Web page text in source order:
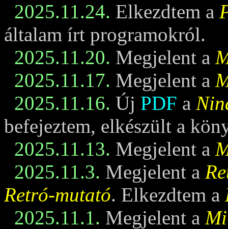
2025.11.24. Elkezdtem a
általam írt programokról.
2025.11.20. Megjelent a
2025.11.17. Megjelent a
2025.11.16. Új PDF a
befejeztem, elkészült a
2025.11.13. Megjelent a
2025.11.3. Megjelent a
Retró-mutató. Elkezdtem a
2025.11.1. Megjelent a